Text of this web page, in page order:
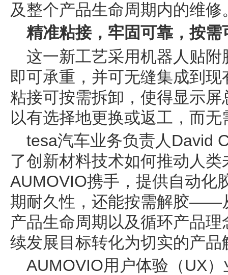
及整个产品生命周期内的维修
精准粘接，牢固可靠，按需
这一新工艺采用机器人贴
即可承重，并可无缝集成到
粘接可按需拆卸，使得显示
以有选择地更换或返工，而
tesa汽车业务负责人David
了创新材料技术如何推动人
AUMOVIO携手，提供自动化
期耐久性，还能按需解胶——
产品生命周期以及循环产品
续发展目标转化为切实的产品
AUMOVIO用户体验（UX